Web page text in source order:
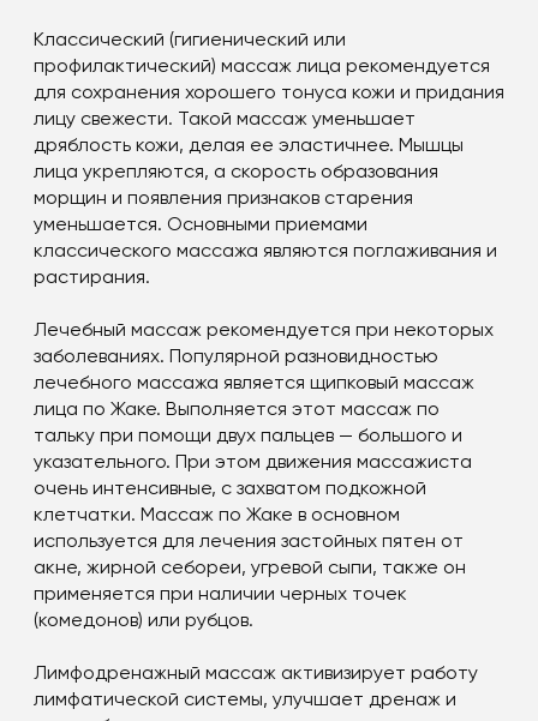
Классический (гигиенический или
профилактический) массаж лица рекомендуется
для сохранения хорошего тонуса кожи и придания
лицу свежести. Такой массаж уменьшает
дряблость кожи, делая ее эластичнее. Мышцы
лица укрепляются, а скорость образования
морщин и появления признаков старения
уменьшается. Основными приемами
классического массажа являются поглаживания и
растирания.
Лечебный массаж рекомендуется при некоторых
заболеваниях. Популярной разновидностью
лечебного массажа является щипковый массаж
лица по Жаке. Выполняется этот массаж по
тальку при помощи двух пальцев — большого и
указательного. При этом движения массажиста
очень интенсивные, с захватом подкожной
клетчатки. Массаж по Жаке в основном
используется для лечения застойных пятен от
акне, жирной себореи, угревой сыпи, также он
применяется при наличии черных точек
(комедонов) или рубцов.
Лимфодренажный массаж активизирует работу
лимфатической системы, улучшает дренаж и